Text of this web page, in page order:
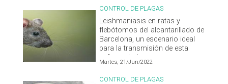
CONTROL DE PLAGAS
Leishmaniasis en ratas y
flebótomos del alcantarillado de
Barcelona, un escenario ideal
para la transmisión de esta
enfermedad
Martes, 21/Jun/2022
CONTROL DE PLAGAS